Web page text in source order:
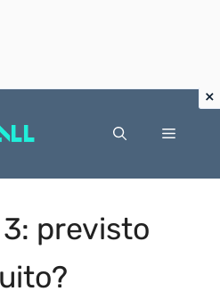
Menu
3: previsto